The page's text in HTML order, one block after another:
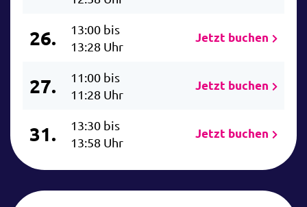
26.
13:00 bis
13:28 Uhr
Jetzt buchen
27.
11:00 bis
11:28 Uhr
Jetzt buchen
31.
13:30 bis
13:58 Uhr
Jetzt buchen